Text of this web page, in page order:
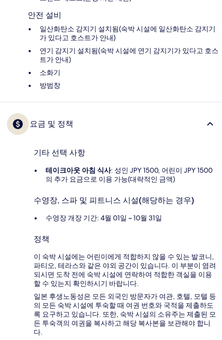
안전 설비
일산화탄소 감지기 설치됨(숙박 시설에 일산화탄소 감지기
가 있다고 호스트가 안내)
연기 감지기 설치됨(숙박 시설에 연기 감지기가 있다고 호스
트가 안내)
소화기
방범창
요금 및 정책
기타 선택 사항
테이크아웃 아침 식사: 성인 JPY 1500, 어린이 JPY 1500
의 추가 요금으로 이용 가능(대략적인 금액)
수영장, 스파 및 피트니스 시설(해당하는 경우)
수영장 개장 기간: 4월 01일 ~ 10월 31일
정책
이 숙박 시설에는 어린이에게 적합하지 않을 수 있는 발코니,
파티오, 테라스와 같은 야외 공간이 있습니다. 이 부분이 염려
되시면 도착 전에 숙박 시설에 연락하여 적합한 객실을 이용
할 수 있는지 확인하시기 바랍니다.
일본 후생노동성은 모든 외국인 방문자가 여관, 호텔, 모텔 등
의 모든 숙박 시설에 투숙할 때 여권 번호와 국적을 제출하도
록 요구하고 있습니다. 또한, 숙박 시설의 소유주는 제출된 모
든 투숙객의 여권을 복사하고 해당 복사본을 보관해야 합니
다.